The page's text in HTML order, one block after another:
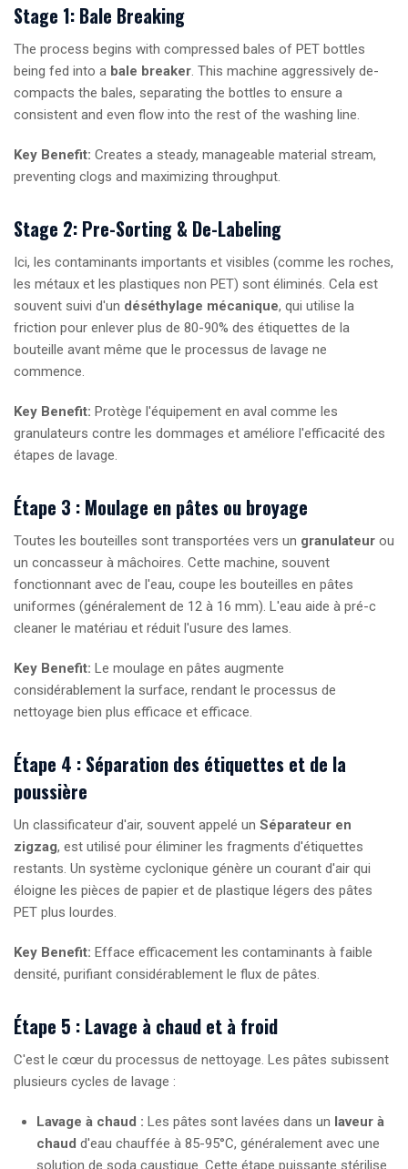
Stage 1: Bale Breaking
The process begins with compressed bales of PET bottles
being fed into a bale breaker. This machine aggressively de-
compacts the bales, separating the bottles to ensure a
consistent and even flow into the rest of the washing line.
Key Benefit: Creates a steady, manageable material stream,
preventing clogs and maximizing throughput.
Stage 2: Pre-Sorting & De-Labeling
Ici, les contaminants importants et visibles (comme les roches,
les métaux et les plastiques non PET) sont éliminés. Cela est
souvent suivi d'un déséthylage mécanique, qui utilise la
friction pour enlever plus de 80-90% des étiquettes de la
bouteille avant même que le processus de lavage ne
commence.
Key Benefit: Protège l'équipement en aval comme les
granulateurs contre les dommages et améliore l'efficacité des
étapes de lavage.
Étape 3 : Moulage en pâtes ou broyage
Toutes les bouteilles sont transportées vers un granulateur ou
un concasseur à mâchoires. Cette machine, souvent
fonctionnant avec de l'eau, coupe les bouteilles en pâtes
uniformes (généralement de 12 à 16 mm). L'eau aide à pré-c
cleaner le matériau et réduit l'usure des lames.
Key Benefit: Le moulage en pâtes augmente
considérablement la surface, rendant le processus de
nettoyage bien plus efficace et efficace.
Étape 4 : Séparation des étiquettes et de la
poussière
Un classificateur d'air, souvent appelé un Séparateur en
zigzag, est utilisé pour éliminer les fragments d'étiquettes
restants. Un système cyclonique génère un courant d'air qui
éloigne les pièces de papier et de plastique légers des pâtes
PET plus lourdes.
Key Benefit: Efface efficacement les contaminants à faible
densité, purifiant considérablement le flux de pâtes.
Étape 5 : Lavage à chaud et à froid
C'est le cœur du processus de nettoyage. Les pâtes subissent
plusieurs cycles de lavage :
Lavage à chaud : Les pâtes sont lavées dans un laveur à
chaud d'eau chauffée à 85-95°C, généralement avec une
solution de soda caustique. Cette étape puissante stérilise